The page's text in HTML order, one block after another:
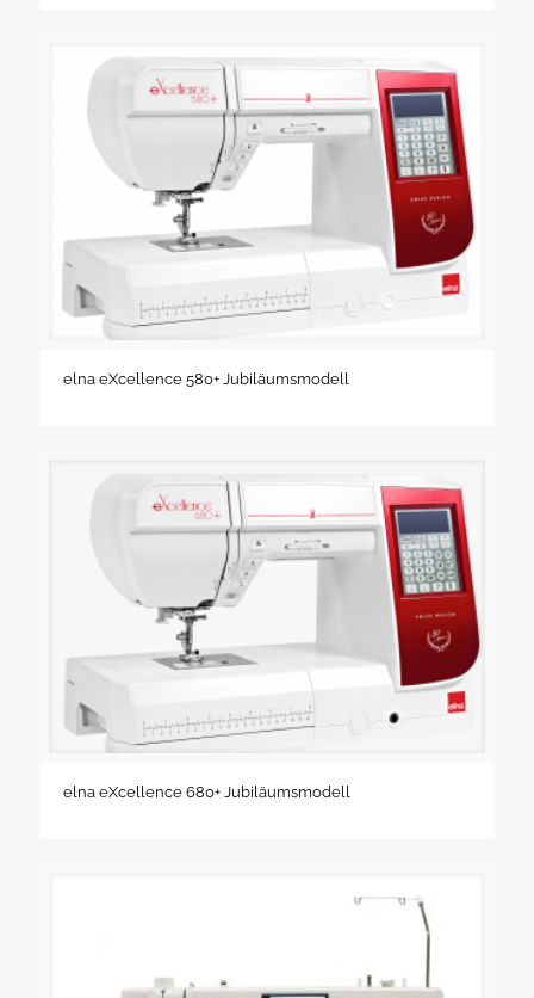
elna eXcellence 580+ Jubiläumsmodell
elna eXcellence 680+ Jubiläumsmodell